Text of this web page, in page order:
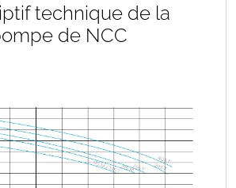
technique de la
de NCC